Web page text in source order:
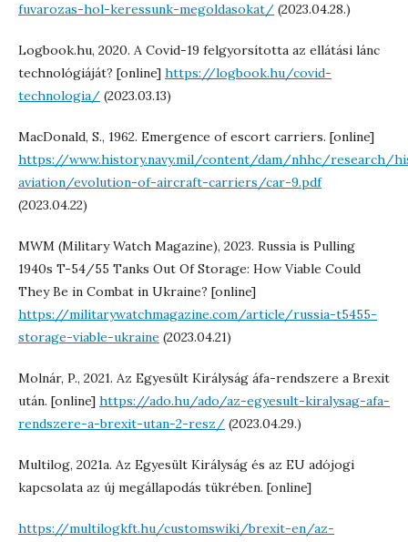
fuvarozas-hol-keressunk-megoldasokat/ (2023.04.28.)
Logbook.hu, 2020. A Covid-19 felgyorsította az ellátási lánc
technológiáját? [online] https://logbook.hu/covid-
technologia/ (2023.03.13)
MacDonald, S., 1962. Emergence of escort carriers. [online]
https://www.history.navy.mil/content/dam/nhhc/research/
aviation/evolution-of-aircraft-carriers/car-9.pdf
(2023.04.22)
MWM (Military Watch Magazine), 2023. Russia is Pulling
1940s T-54/55 Tanks Out Of Storage: How Viable Could
They Be in Combat in Ukraine? [online]
https://militarywatchmagazine.com/article/russia-t5455-
storage-viable-ukraine (2023.04.21)
Molnár, P., 2021. Az Egyesült Királyság áfa-rendszere a Brexit
után. [online] https://ado.hu/ado/az-egyesult-kiralysag-afa-
rendszere-a-brexit-utan-2-resz/ (2023.04.29.)
Multilog, 2021a. Az Egyesült Királyság és az EU adójogi
kapcsolata az új megállapodás tükrében. [online]
https://multilogkft.hu/customswiki/brexit-en/az-